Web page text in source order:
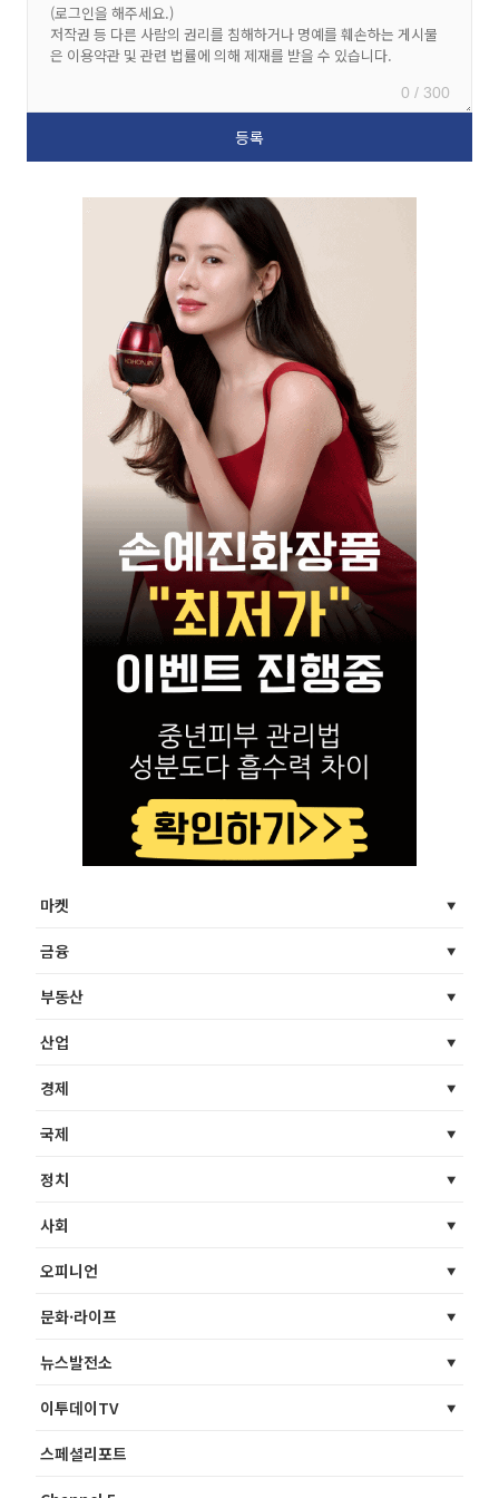
0 / 300
마켓
금융
부동산
산업
경제
국제
정치
사회
오피니언
문화·라이프
뉴스발전소
이투데이TV
스페셜리포트